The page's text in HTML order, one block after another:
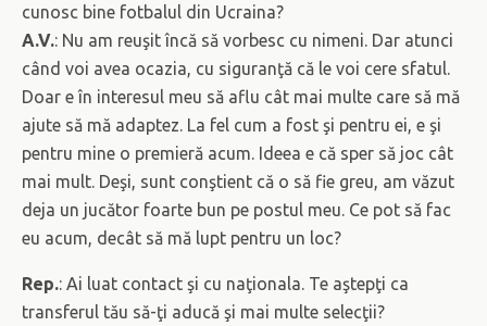
cunosc bine fotbalul din Ucraina?
A.V.: Nu am reuşit încă să vorbesc cu nimeni. Dar atunci
când voi avea ocazia, cu siguranţă că le voi cere sfatul.
Doar e în interesul meu să aflu cât mai multe care să mă
ajute să mă adaptez. La fel cum a fost şi pentru ei, e şi
pentru mine o premieră acum. Ideea e că sper să joc cât
mai mult. Deşi, sunt conştient că o să fie greu, am văzut
deja un jucător foarte bun pe postul meu. Ce pot să fac
eu acum, decât să mă lupt pentru un loc?
Rep.: Ai luat contact şi cu naţionala. Te aştepţi ca
transferul tău să-ţi aducă şi mai multe selecţii?